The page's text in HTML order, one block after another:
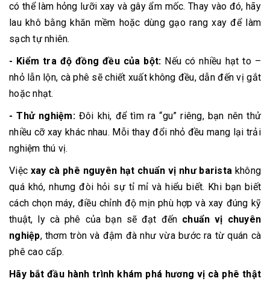
có thể làm hỏng lưỡi xay và gây ẩm mốc. Thay vào đó, hãy
lau khô bằng khăn mềm hoặc dùng gạo rang xay để làm
sạch tự nhiên.
- Kiểm tra độ đồng đều của bột: Nếu có nhiều hạt to –
nhỏ lẫn lộn, cà phê sẽ chiết xuất không đều, dẫn đến vị gắt
hoặc nhạt.
- Thử nghiệm:Đôi khi, để tìm ra “gu” riêng, bạn nên thử
nhiều cỡ xay khác nhau. Mỗi thay đổi nhỏ đều mang lại trải
nghiệm thú vị.
Việc xay cà phê nguyên hạt chuẩn vị như barista không
quá khó, nhưng đòi hỏi sự tỉ mỉ và hiểu biết. Khi bạn biết
cách chọn máy, điều chỉnh độ mịn phù hợp và xay đúng kỹ
thuật, ly cà phê của bạn sẽ đạt đến chuẩn vị chuyên
nghiệp, thơm tròn và đậm đà như vừa bước ra từ quán cà
phê cao cấp.
Hãy bắt đầu hành trình khám phá hương vị cà phê thật